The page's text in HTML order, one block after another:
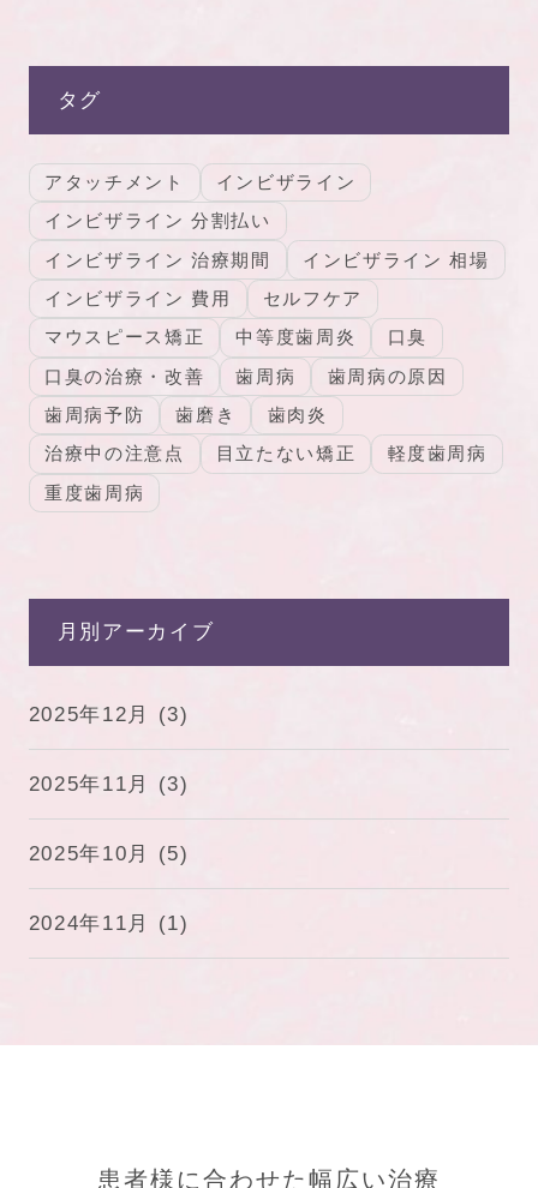
タグ
アタッチメント
インビザライン
インビザライン 分割払い
インビザライン 治療期間
インビザライン 相場
インビザライン 費用
セルフケア
マウスピース矯正
中等度歯周炎
口臭
口臭の治療・改善
歯周病
歯周病の原因
歯周病予防
歯磨き
歯肉炎
治療中の注意点
目立たない矯正
軽度歯周病
重度歯周病
月別アーカイブ
2025年12月 (3)
2025年11月 (3)
2025年10月 (5)
2024年11月 (1)
患者様に合わせた幅広い治療